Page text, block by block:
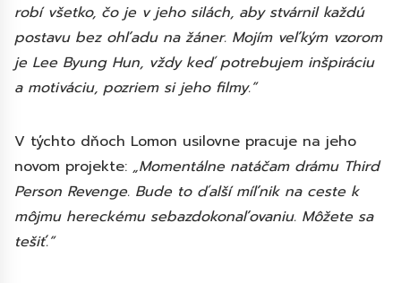
robí všetko, čo je v jeho silách, aby stvárnil každú
postavu bez ohľadu na žáner. Mojím veľkým vzorom
je Lee Byung Hun, vždy keď potrebujem inšpiráciu
a motiváciu, pozriem si jeho filmy.”
V týchto dňoch Lomon usilovne pracuje na jeho
novom projekte: „Momentálne natáčam drámu Third
Person Revenge. Bude to ďalší míľnik na ceste k
môjmu hereckému sebazdokonaľovaniu. Môžete sa
tešiť.”